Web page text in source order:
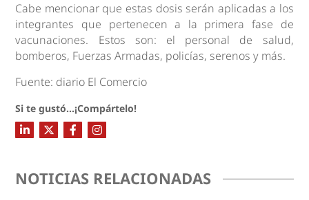
Cabe mencionar que estas dosis serán aplicadas a los
integrantes que pertenecen a la primera fase de
vacunaciones. Estos son: el personal de salud,
bomberos, Fuerzas Armadas, policías, serenos y más.
Fuente: diario El Comercio
Si te gustó...¡Compártelo!
NOTICIAS RELACIONADAS